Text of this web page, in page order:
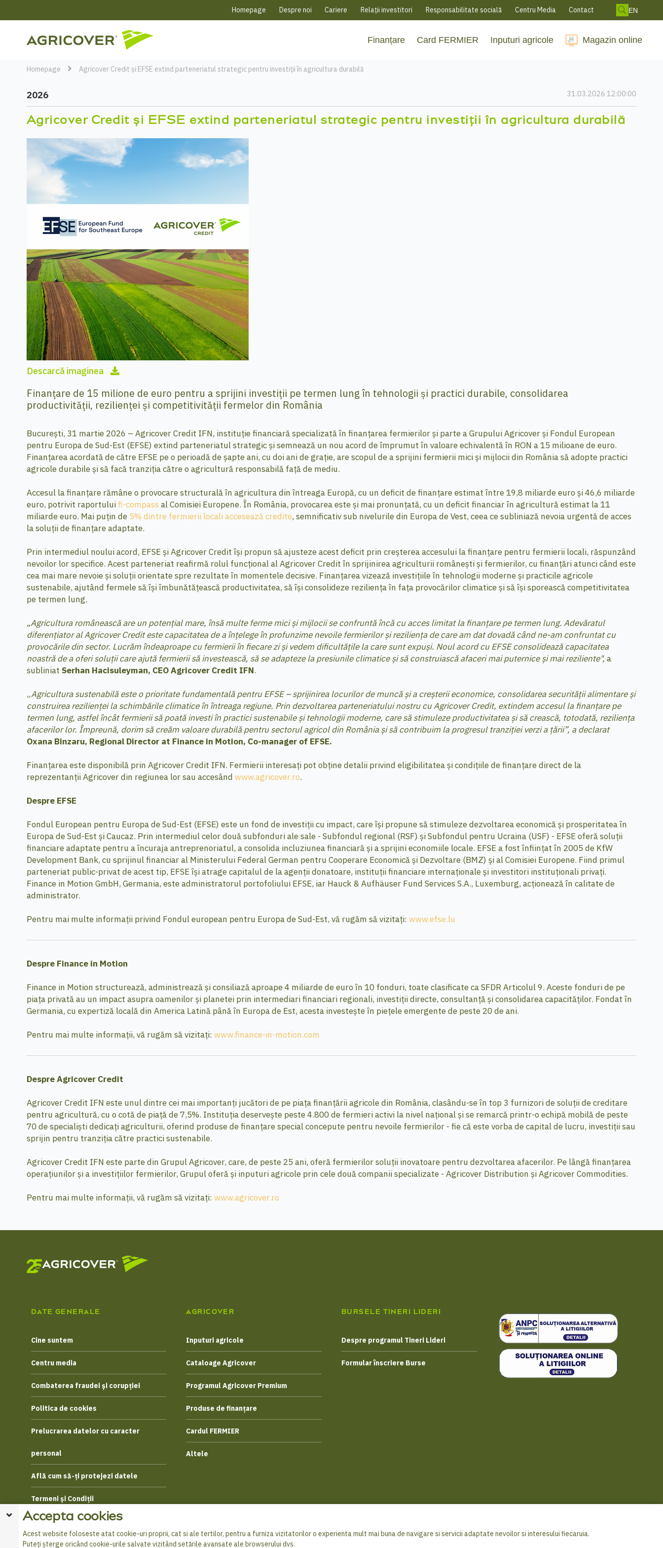
Homepage Despre noi Cariere Relații investitori Responsabilitate socială Centru Media Contact EN
Finanțare Card FERMIER Inputuri agricole Magazin online
Homepage Agricover Credit și EFSE extind parteneriatul strategic pentru investiții în agricultura durabilă
2026 31.03.2026 12:00:00
Agricover Credit și EFSE extind parteneriatul strategic pentru investiții în agricultura durabilă
Descarcă imaginea
Finanțare de 15 milione de euro pentru a sprijini investiții pe termen lung în tehnologii și practici durabile, consolidarea
productivității, rezilienței și competitivității fermelor din România
București, 31 martie 2026 – Agricover Credit IFN, instituție financiară specializată în finanțarea fermierilor și parte a Grupului Agricover și Fondul European
pentru Europa de Sud-Est (EFSE) extind parteneriatul strategic și semnează un nou acord de împrumut în valoare echivalentă în RON a 15 milioane de euro.
Finanțarea acordată de către EFSE pe o perioadă de șapte ani, cu doi ani de grație, are scopul de a sprijini fermierii mici și mijlocii din România să adopte practici
agricole durabile și să facă tranziția către o agricultură responsabilă față de mediu.
Accesul la finanțare rămâne o provocare structurală în agricultura din întreaga Europă, cu un deficit de finanțare estimat între 19,8 miliarde euro și 46,6 miliarde
euro, potrivit raportuluifi-compass al Comisiei Europene. În România, provocarea este și mai pronunțată, cu un deficit financiar în agricultură estimat la 11
miliarde euro. Mai puțin de5% dintre fermierii locali accesează credite, semnificativ sub nivelurile din Europa de Vest, ceea ce subliniază nevoia urgentă de acces
la soluții de finanțare adaptate.
Prin intermediul noului acord, EFSE și Agricover Credit își propun să ajusteze acest deficit prin creșterea accesului la finanțare pentru fermierii locali, răspunzând
nevoilor lor specifice. Acest parteneriat reafirmă rolul funcțional al Agricover Credit în sprijinirea agriculturii românești și fermierilor, cu finanțări atunci când este
cea mai mare nevoie și soluții orientate spre rezultate în momentele decisive. Finanțarea vizează investițiile în tehnologii moderne și practicile agricole
sustenabile, ajutând fermele să își îmbunătățească productivitatea, să își consolideze reziliența în fața provocărilor climatice și să își sporească competitivitatea
pe termen lung.
„Agricultura românească are un potențial mare, însă multe ferme mici și mijlocii se confruntă încă cu acces limitat la finanțare pe termen lung. Adevăratul
diferențiator al Agricover Credit este capacitatea de a înțelege în profunzime nevoile fermierilor și reziliența de care am dat dovadă când ne-am confruntat cu
provocările din sector. Lucrăm îndeaproape cu fermierii în fiecare zi și vedem dificultățile la care sunt expuși. Noul acord cu EFSE consolidează capacitatea
noastră de a oferi soluții care ajută fermierii să investească, să se adapteze la presiunile climatice și să construiască afaceri mai puternice și mai reziliente", a
subliniat Serhan Hacisuleyman, CEO Agricover Credit IFN.
„Agricultura sustenabilă este o prioritate fundamentală pentru EFSE – sprijinirea locurilor de muncă și a creșterii economice, consolidarea securității alimentare și
construirea rezilienței la schimbările climatice în întreaga regiune. Prin dezvoltarea parteneriatului nostru cu Agricover Credit, extindem accesul la finanțare pe
termen lung, astfel încât fermierii să poată investi în practici sustenabile și tehnologii moderne, care să stimuleze productivitatea și să crească, totodată, reziliența
afacerilor lor. Împreună, dorim să creăm valoare durabilă pentru sectorul agricol din România și să contribuim la progresul tranziției verzi a țării”, a declarat
Oxana Binzaru, Regional Director at Finance in Motion, Co-manager of EFSE.
Finanțarea este disponibilă prin Agricover Credit IFN. Fermierii interesați pot obține detalii privind eligibilitatea și condițiile de finanțare direct de la
reprezentanții Agricover din regiunea lor sau accesând www.agricover.ro.
Despre EFSE
Fondul European pentru Europa de Sud-Est (EFSE) este un fond de investiții cu impact, care își propune să stimuleze dezvoltarea economică și prosperitatea în
Europa de Sud-Est și Caucaz. Prin intermediul celor două subfonduri ale sale - Subfondul regional (RSF) și Subfondul pentru Ucraina (USF) - EFSE oferă soluții
financiare adaptate pentru a încuraja antreprenoriatul, a consolida incluziunea financiară și a sprijini economiile locale. EFSE a fost înființat în 2005 de KfW
Development Bank, cu sprijinul financiar al Ministerului Federal German pentru Cooperare Economică și Dezvoltare (BMZ) și al Comisiei Europene. Fiind primul
parteneriat public-privat de acest tip, EFSE își atrage capitalul de la agenții donatoare, instituții financiare internaționale și investitori instituționali privați.
Finance in Motion GmbH, Germania, este administratorul portofoliului EFSE, iar Hauck & Aufhäuser Fund Services S.A., Luxemburg, acționează în calitate de
administrator.
Pentru mai multe informații privind Fondul european pentru Europa de Sud-Est, vă rugăm să vizitați: www.efse.lu
Despre Finance in Motion
Finance in Motion structurează, administrează și consiliază aproape 4 miliarde de euro în 10 fonduri, toate clasificate ca SFDR Articolul 9. Aceste fonduri de pe
piața privată au un impact asupra oamenilor și planetei prin intermediari financiari regionali, investiții directe, consultanță și consolidarea capacităților. Fondat în
Germania, cu expertiză locală din America Latină până în Europa de Est, acesta investește în piețele emergente de peste 20 de ani.
Pentru mai multe informații, vă rugăm să vizitați: www.finance-in-motion.com
Despre Agricover Credit
Agricover Credit IFN este unul dintre cei mai importanți jucători de pe piața finanțării agricole din România, clasându-se în top 3 furnizori de soluții de creditare
pentru agricultură, cu o cotă de piață de 7,5%. Instituția deservește peste 4.800 de fermieri activi la nivel național și se remarcă printr-o echipă mobilă de peste
70 de specialiști dedicați agriculturii, oferind produse de finanțare special concepute pentru nevoile fermierilor - fie că este vorba de capital de lucru, investiții sau
sprijin pentru tranziția către practici sustenabile.
Agricover Credit IFN este parte din Grupul Agricover, care, de peste 25 ani, oferă fermierilor soluții inovatoare pentru dezvoltarea afacerilor. Pe lângă finanțarea
operațiunilor și a investițiilor fermierilor, Grupul oferă și inputuri agricole prin cele două companii specializate - Agricover Distribution și Agricover Commodities.
Pentru mai multe informații, vă rugăm să vizitați: www.agricover.ro
DATE GENERALE
Cine suntem
Centru media
Combaterea fraudei și corupției
Politica de cookies
Prelucrarea datelor cu caracter
personal
Află cum să-ți protejezi datele
Termeni și Condiții
AGRICOVER
Inputuri agricole
Cataloage Agricover
Programul Agricover Premium
Produse de finanțare
Cardul FERMIER
Altele
BURSELE TINERI LIDERI
Despre programul Tineri Lideri
Formular înscriere Burse
© 2026 Agricover Distribution S.A. - Toate drepturile rezervate
Accepta cookies
Acest website foloseste atat cookie-uri proprii, cat si ale tertilor, pentru a furniza vizitatorilor o experienta mult mai buna de navigare si servicii adaptate nevoilor si interesului fiecaruia.
Puteți șterge oricând cookie-urile salvate vizitând setările avansate ale browserului dvs.